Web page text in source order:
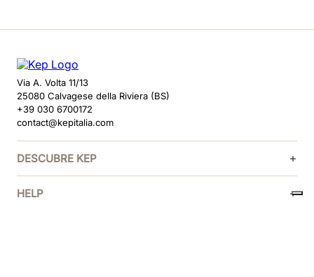
Via A. Volta 11/13
25080 Calvagese della Riviera (BS)
+39 030 6700172
contact@kepitalia.com
DESCUBRE KEP
HELP